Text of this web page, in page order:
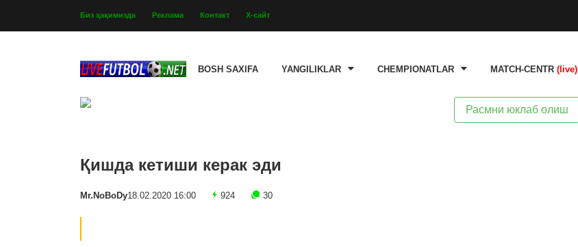
Биз ҳақимизда Реклама Контакт Х-сайт
BOSH SAXIFA YANGILIKLAR CHEMPIONATLAR MATCH-CENTR (live)
Расмни юклаб олиш
Қишда кетиши керак эди
Mr.NoBoDy18.02.2020 16:00 924 30